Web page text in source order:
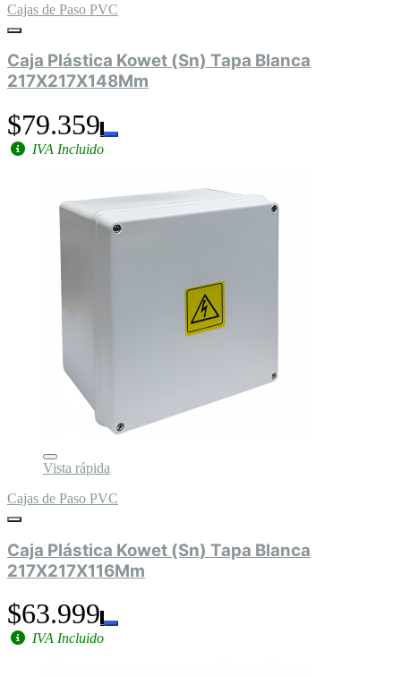
Cajas de Paso PVC
Caja Plástica Kowet (Sn) Tapa Blanca
217X217X148Mm
$79.359
IVA Incluido
Vista rápida
Cajas de Paso PVC
Caja Plástica Kowet (Sn) Tapa Blanca
217X217X116Mm
$63.999
IVA Incluido